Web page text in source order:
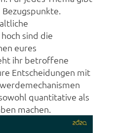
sind die
eures
ihr betroffene
Entscheidungen mit
quantitative als
machen.